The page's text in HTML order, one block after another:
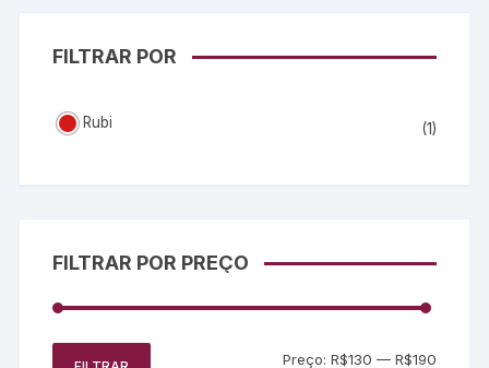
FILTRAR POR
Rubi (1)
FILTRAR POR PREÇO
Preço: R$130 — R$190